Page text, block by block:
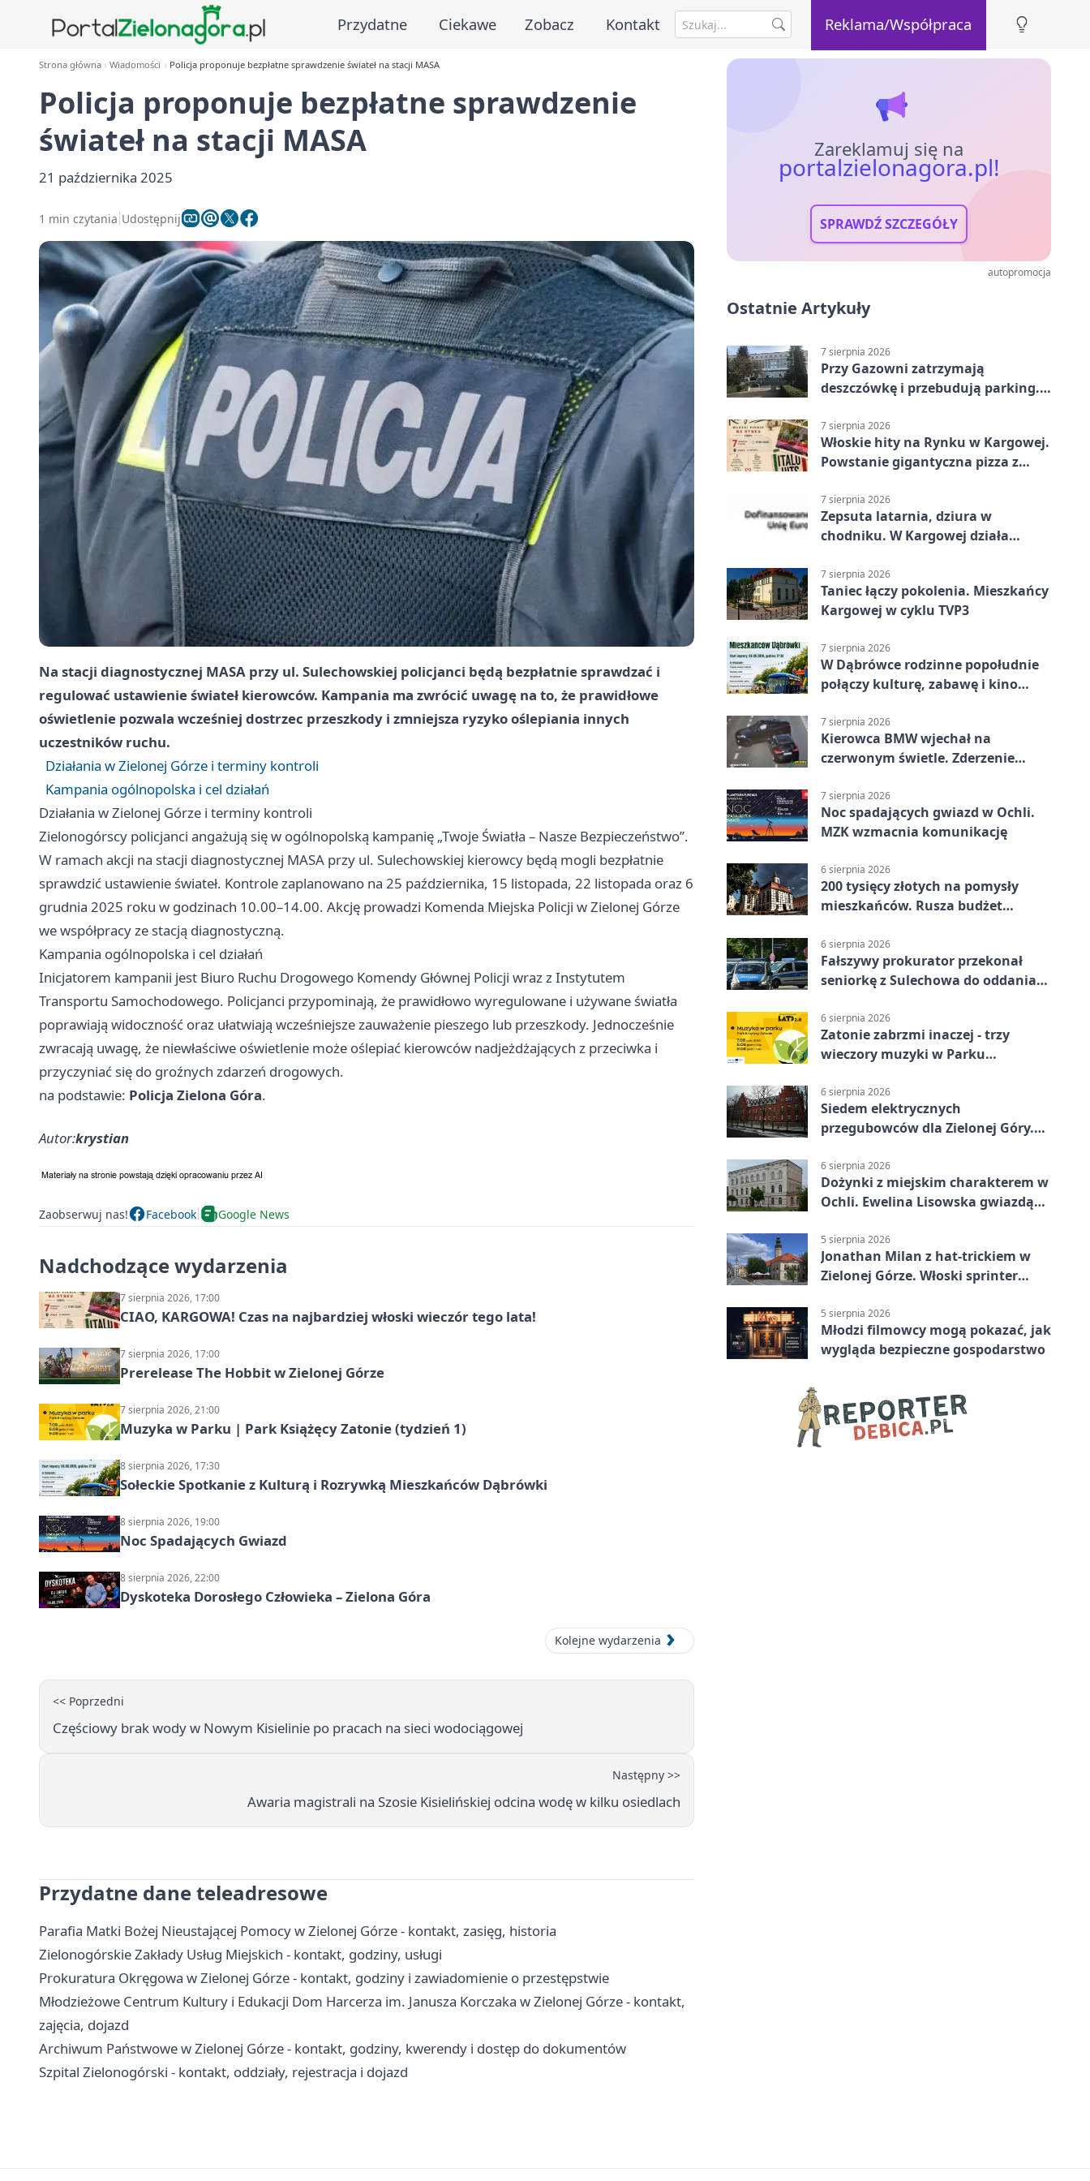
Przydatne Ciekawe Zobacz Kontakt Reklama/Współpraca
Strona główna Wiadomości Policja proponuje bezpłatne sprawdzenie świateł na stacji MASA
Policja proponuje bezpłatne sprawdzenie
świateł na stacji MASA
21 października 2025
1 min czytania Udostępnij
Na stacji diagnostycznej MASA przy ul. Sulechowskiej policjanci będą bezpłatnie sprawdzać i
regulować ustawienie świateł kierowców. Kampania ma zwrócić uwagę na to, że prawidłowe
oświetlenie pozwala wcześniej dostrzec przeszkody i zmniejsza ryzyko oślepiania innych
uczestników ruchu.
Działania w Zielonej Górze i terminy kontroli
Kampania ogólnopolska i cel działań
Działania w Zielonej Górze i terminy kontroli
Zielonogórscy policjanci angażują się w ogólnopolską kampanię „Twoje Światła – Nasze Bezpieczeństwo”.
W ramach akcji na stacji diagnostycznej MASA przy ul. Sulechowskiej kierowcy będą mogli bezpłatnie
sprawdzić ustawienie świateł. Kontrole zaplanowano na 25 października, 15 listopada, 22 listopada oraz 6
grudnia 2025 roku w godzinach 10.00–14.00. Akcję prowadzi Komenda Miejska Policji w Zielonej Górze
we współpracy ze stacją diagnostyczną.
Kampania ogólnopolska i cel działań
Inicjatorem kampanii jest Biuro Ruchu Drogowego Komendy Głównej Policji wraz z Instytutem
Transportu Samochodowego. Policjanci przypominają, że prawidłowo wyregulowane i używane światła
poprawiają widoczność oraz ułatwiają wcześniejsze zauważenie pieszego lub przeszkody. Jednocześnie
zwracają uwagę, że niewłaściwe oświetlenie może oślepiać kierowców nadjeżdżających z przeciwka i
przyczyniać się do groźnych zdarzeń drogowych.
na podstawie: Policja Zielona Góra.
Autor:krystian
Zaobserwuj nas! Facebook Google News
Nadchodzące wydarzenia
7 sierpnia 2026, 17:00
CIAO, KARGOWA! Czas na najbardziej włoski wieczór tego lata!
7 sierpnia 2026, 17:00
Prerelease The Hobbit w Zielonej Górze
7 sierpnia 2026, 21:00
Muzyka w Parku | Park Książęcy Zatonie (tydzień 1)
8 sierpnia 2026, 17:30
Sołeckie Spotkanie z Kulturą i Rozrywką Mieszkańców Dąbrówki
8 sierpnia 2026, 19:00
Noc Spadających Gwiazd
8 sierpnia 2026, 22:00
Dyskoteka Dorosłego Człowieka – Zielona Góra
Kolejne wydarzenia
<< Poprzedni
Częściowy brak wody w Nowym Kisielinie po pracach na sieci wodociągowej
Następny >>
Awaria magistrali na Szosie Kisielińskiej odcina wodę w kilku osiedlach
Przydatne dane teleadresowe
Parafia Matki Bożej Nieustającej Pomocy w Zielonej Górze - kontakt, zasięg, historia
Zielonogórskie Zakłady Usług Miejskich - kontakt, godziny, usługi
Prokuratura Okręgowa w Zielonej Górze - kontakt, godziny i zawiadomienie o przestępstwie
Młodzieżowe Centrum Kultury i Edukacji Dom Harcerza im. Janusza Korczaka w Zielonej Górze - kontakt,
zajęcia, dojazd
Archiwum Państwowe w Zielonej Górze - kontakt, godziny, kwerendy i dostęp do dokumentów
Szpital Zielonogórski - kontakt, oddziały, rejestracja i dojazd
Zareklamuj się na
portalzielonagora.pl!
SPRAWDŹ SZCZEGÓŁY
autopromocja
Ostatnie Artykuły
7 sierpnia 2026
Przy Gazowni zatrzymają
deszczówkę i przebudują parking.
7 sierpnia 2026
Włoskie hity na Rynku w Kargowej.
Powstanie gigantyczna pizza z
7 sierpnia 2026
Zepsuta latarnia, dziura w
chodniku. W Kargowej działa
7 sierpnia 2026
Taniec łączy pokolenia. Mieszkańcy
Kargowej w cyklu TVP3
7 sierpnia 2026
W Dąbrówce rodzinne popołudnie
połączy kulturę, zabawę i kino
7 sierpnia 2026
Kierowca BMW wjechał na
czerwonym świetle. Zderzenie
7 sierpnia 2026
Noc spadających gwiazd w Ochli.
MZK wzmacnia komunikację
6 sierpnia 2026
200 tysięcy złotych na pomysły
mieszkańców. Rusza budżet
6 sierpnia 2026
Fałszywy prokurator przekonał
seniorkę z Sulechowa do oddania
6 sierpnia 2026
Zatonie zabrzmi inaczej - trzy
wieczory muzyki w Parku
6 sierpnia 2026
Siedem elektrycznych
przegubowców dla Zielonej Góry.
6 sierpnia 2026
Dożynki z miejskim charakterem w
Ochli. Ewelina Lisowska gwiazdą
5 sierpnia 2026
Jonathan Milan z hat-trickiem w
Zielonej Górze. Włoski sprinter
5 sierpnia 2026
Młodzi filmowcy mogą pokazać, jak
wygląda bezpieczne gospodarstwo